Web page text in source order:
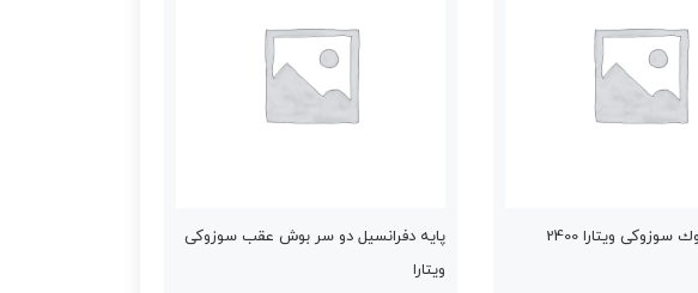
پایه دفرانسیل دو سر بوش عقب سوزوکی
ویتارا